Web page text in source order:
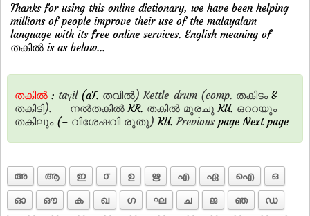
Thanks for using this online dictionary, we have been helping
millions of people improve their use of the malayalam
language with its free online services. English meaning of
തകില്‍ is as below...
തകില്‍ : taγil(aT. തവില്‍) Kettle-drum (comp. തകിടം&
തകിടി). — നല്‍തകില്‍ KR. തകില്‍ മുരചു KU. ഒററയും
തകിലും(= വിശേഷവി രുതു) KU. Previouspage Next page
അ ആ ഇ ൦ ഉ ഋ എ ഏ ഐ ഒ
ഓ ഔ ക ഖ ഗ ഘ ച ജ ഞ ഡ